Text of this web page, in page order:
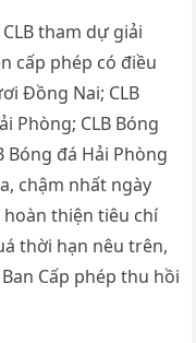
tham dự giải
cấp phép có điều
Đồng Nai; CLB
Phòng; CLB Bóng
Bóng đá Hải Phòng
chậm nhất ngày
hoàn thiện tiêu chí
thời hạn nêu trên,
Cấp phép thu hồi